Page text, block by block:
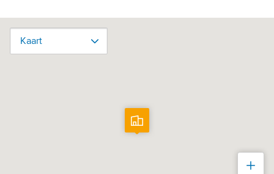
Kaart
Kaart